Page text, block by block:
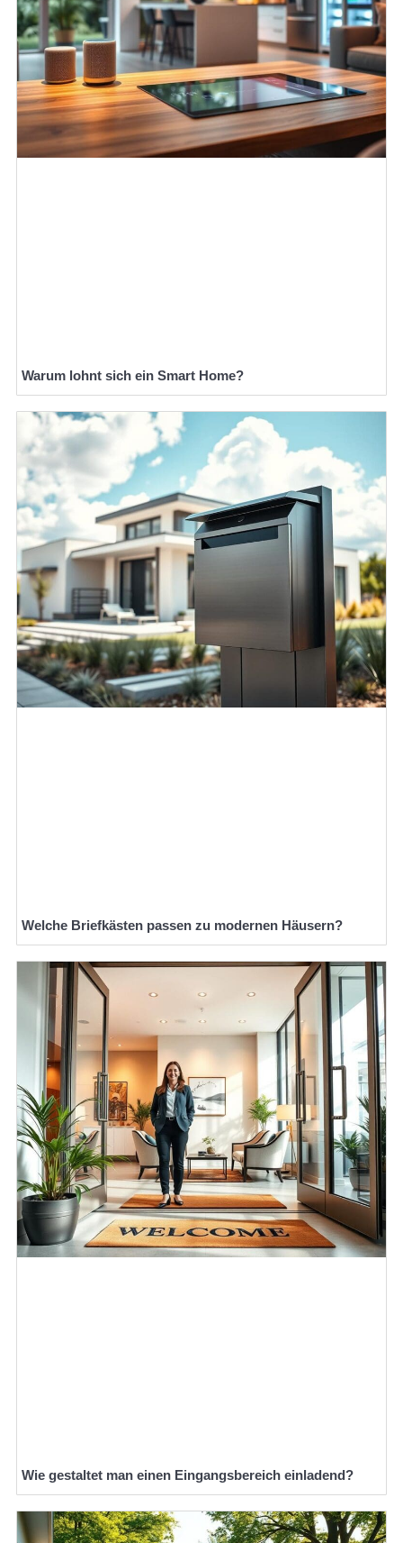
Warum lohnt sich ein Smart Home?
Welche Briefkästen passen zu modernen Häusern?
Wie gestaltet man einen Eingangsbereich einladend?